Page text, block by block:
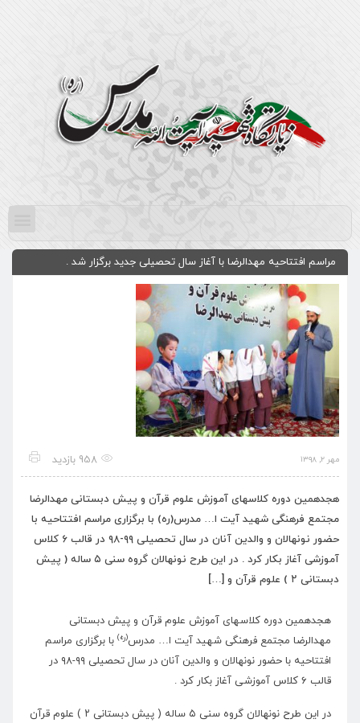
مراسم افتتاحیه مهدالرضا با آغاز سال تحصیلی جدید برگزار شد .
مهر ۲, ۱۳۹۸ 958 بازدید
هجدهمین دوره کلاسهای آموزش علوم قرآن و پیش دبستانی مهدالرضا
مجتمع فرهنگی شهید آیت ا… مدرس(ره) با برگزاری مراسم افتتاحیه با
حضور نونهالان و والدین آنان در سال تحصیلی ۹۹-۹۸ در قالب ۶ کلاس
آموزشی آغاز بکار کرد . در این طرح نونهالان گروه سنی ۵ ساله ( پیش
دبستانی ۲ ) علوم قرآن و […]
هجدهمین دوره کلاسهای آموزش علوم قرآن و پیش دبستانی
مهدالرضا مجتمع فرهنگی شهید آیت ا… مدرس(ره) با برگزاری مراسم
افتتاحیه با حضور نونهالان و والدین آنان در سال تحصیلی ۹۹-۹۸ در
قالب ۶ کلاس آموزشی آغاز بکار کرد .
در این طرح نونهالان گروه سنی ۵ ساله ( پیش دبستانی ۲ ) علوم قرآن